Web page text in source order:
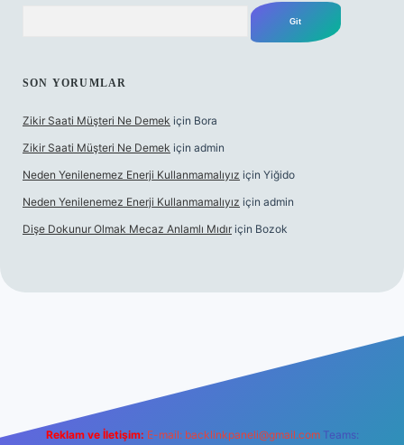
SON YORUMLAR
Zikir Saati Müşteri Ne Demek için Bora
Zikir Saati Müşteri Ne Demek için admin
Neden Yenilenemez Enerji Kullanmamalıyız için Yiğido
Neden Yenilenemez Enerji Kullanmamalıyız için admin
Dişe Dokunur Olmak Mecaz Anlamlı Mıdır için Bozok
Reklam ve İletişim: E-mail: backlinkpaneli@gmail.com Teams: